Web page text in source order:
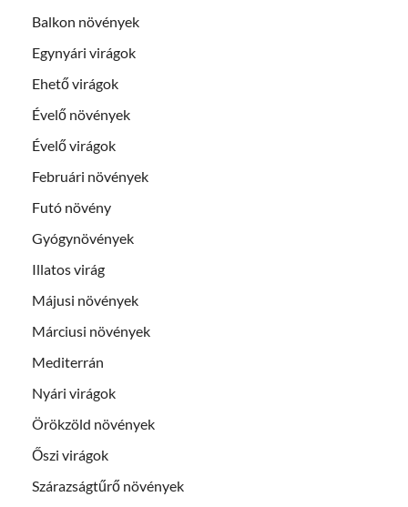
Balkon növények
Egynyári virágok
Ehető virágok
Évelő növények
Évelő virágok
Februári növények
Futó növény
Gyógynövények
Illatos virág
Májusi növények
Márciusi növények
Mediterrán
Nyári virágok
Örökzöld növények
Őszi virágok
Szárazságtűrő növények